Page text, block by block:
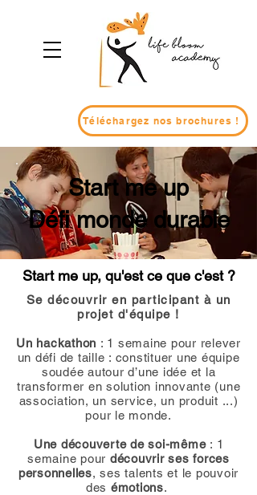
Téléchargez nos brochures !
Start me up
Défi monde durable
Start me up, qu'est ce que c'est ?
Se découvrir en participant à un
projet d'équipe !
Un hackathon : 1 semaine pour relever
un défi de taille : constituer une équipe
soudée autour d’une idée et la
transformer en solution innovante (une
association, un service, un produit ...)
pour le monde.
Une découverte de soi-même: 1
semaine pour découvrir ses forces
personnelles, ses talents et le pouvoir
des émotions.